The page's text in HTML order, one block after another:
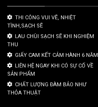
THI CÔNG VUI VẼ, NHIỆT
TÌNH,SẠCH SẼ
LAU CHÙI SẠCH SẼ KHI NGHIỆM
THU
GIẤY CAM KẾT CẢM HÀNH 6 NĂM
LIÊN HỆ NGAY KHI CÓ SỰ CỐ VỀ
SẢN PHẨM
CHẤT LƯỢNG ĐÀM BẢO NHƯ
THỎA THUẬT